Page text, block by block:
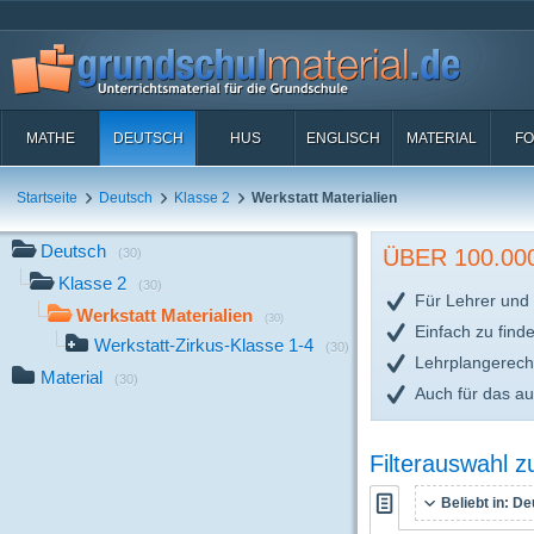
MATHE DEUTSCH HUS ENGLISCH MATERIAL
Startseite Deutsch Klasse 2 Werkstatt Materialien
Deutsch (30)
Klasse 2 (30)
Werkstatt Materialien (30)
Werkstatt-Zirkus-Klasse 1-4 (30)
Material (30)
ÜBER
Für Lehrer und
Einfach zu
Auch für das
Filterauswahl
Beliebt in: